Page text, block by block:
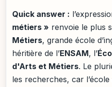
Quick answer :
métiers » renvoie le plus
Métiers, grande école
héritière de l’ENSAM, l’
d'Arts et Métiers. Le
les recherches, car